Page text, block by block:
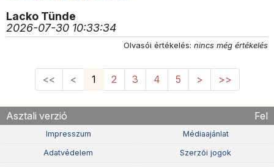
Lacko Tünde
2026-07-30 10:33:34
Olvasói értékelés: nincs még értékelés
<< < 1 2 3 4 5 > >>
Asztali verzió Fel
Impresszum Médiaajánlat
Adatvédelem Szerzõi jogok